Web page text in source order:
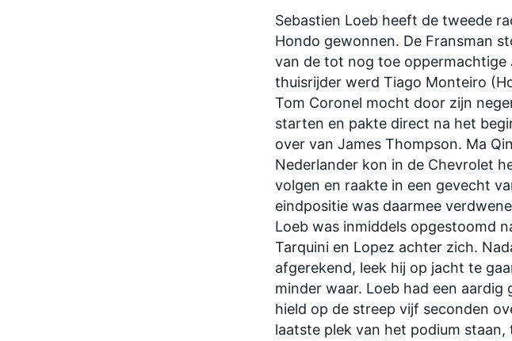
Sebastien Loeb heeft de tweede
Hondo gewonnen. De Fransman
van de tot nog toe oppermachtige
thuisrijder werd Tiago Monteiro
Tom Coronel mocht door zijn
starten en pakte direct na het
over van James Thompson. Ma
Nederlander kon in de Chevrolet
volgen en raakte in een gevecht
eindpositie was daarmee
Loeb was inmiddels opgestoomd
Tarquini en Lopez achter zich.
afgerekend, leek hij op jacht te
minder waar. Loeb had een
hield op de streep vijf seconden
laatste plek van het podium